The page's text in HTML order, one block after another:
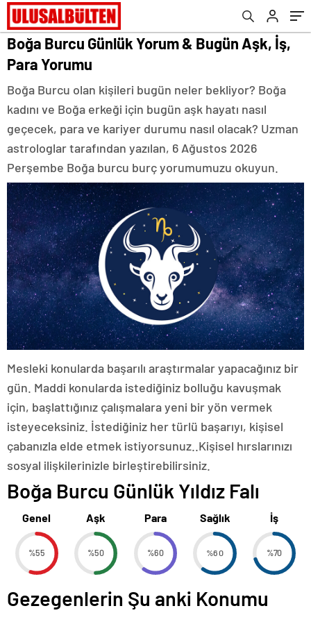
Boğa Burcu Günlük Yorum & Bugün Aşk, İş,
Para Yorumu
Boğa Burcu olan kişileri bugün neler bekliyor? Boğa
kadını ve Boğa erkeği için bugün aşk hayatı nasıl
geçecek, para ve kariyer durumu nasıl olacak? Uzman
astrologlar tarafından yazılan, 6 Ağustos 2026
Perşembe Boğa burcu burç yorumumuzu okuyun.
Mesleki konularda başarılı araştırmalar yapacağınız bir
gün. Maddi konularda istediğiniz bolluğu kavuşmak
için, başlattığınız çalışmalara yeni bir yön vermek
isteyeceksiniz. İstediğiniz her türlü başarıyı, kişisel
çabanızla elde etmek istiyorsunuz..Kişisel hırslarınızı
sosyal ilişkilerinizle birleştirebilirsiniz.
Boğa Burcu Günlük Yıldız Falı
Genel
%55
Aşk
%50
Para
%60
Sağlık
%60
İş
%70
Gezegenlerin Şu anki Konumu